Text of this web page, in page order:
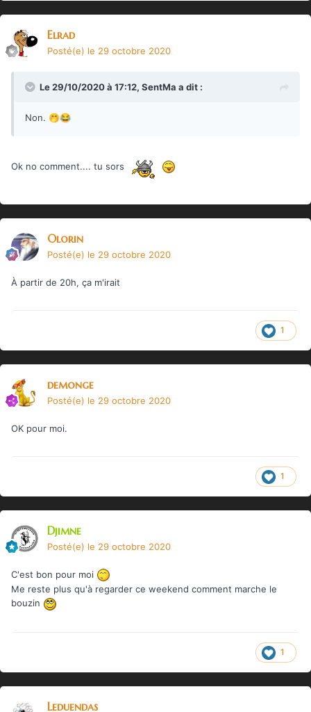
Elrad
Posté(e) le 29 octobre 2020
Le 29/10/2020 à 17:12, SentMa a dit :
Non. 🤭😂
Ok no comment.... tu sors
Olorin
Posté(e) le 29 octobre 2020
À partir de 20h, ça m'irait
1
demonge
Posté(e) le 29 octobre 2020
OK pour moi.
1
Djimne
Posté(e) le 29 octobre 2020
C'est bon pour moi
Me reste plus qu'à regarder ce weekend comment marche le
bouzin
1
Leduendas